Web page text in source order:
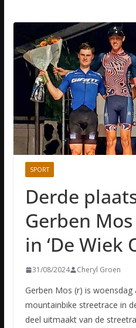
SPORT
Derde
Gerben
in ‘De Wiek
31/08/2024 Cheryl Groen
Gerben Mos (r) is woensdag
mountainbike streetrace in
deel uitmaakt van de